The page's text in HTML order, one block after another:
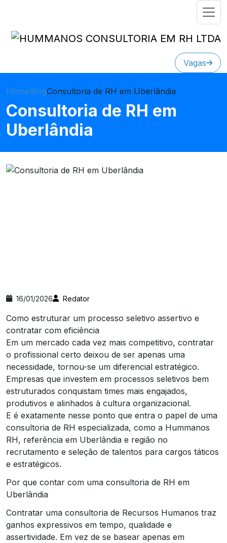
Vagas
HomeBlogConsultoria de RH em Uberlândia
Consultoria de RH em
Uberlândia
16/01/2026 Redator
Como estruturar um processo seletivo assertivo e
contratar com eficiência
Em um mercado cada vez mais competitivo, contratar
o profissional certo deixou de ser apenas uma
necessidade, tornou-se um diferencial estratégico.
Empresas que investem em processos seletivos bem
estruturados conquistam times mais engajados,
produtivos e alinhados à cultura organizacional.
E é exatamente nesse ponto que entra o papel de uma
consultoria de RH especializada, como a Hummanos
RH, referência em Uberlândia e região no
recrutamento e seleção de talentos para cargos táticos
e estratégicos.
Por que contar com uma consultoria de RH em
Uberlândia
Contratar uma consultoria de Recursos Humanos traz
ganhos expressivos em tempo, qualidade e
assertividade. Em vez de se basear apenas em